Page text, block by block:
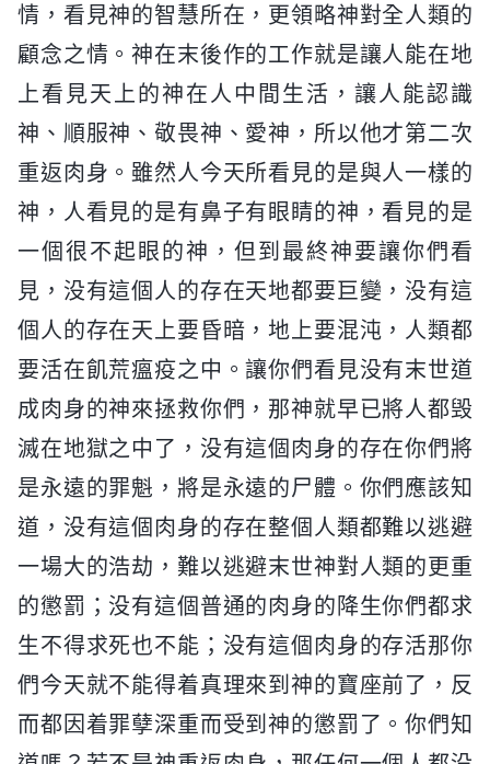
情，看見神的智慧所在，更領略神對全人類的
顧念之情。神在末後作的工作就是讓人能在地
上看見天上的神在人中間生活，讓人能認識
神、順服神、敬畏神、愛神，所以他才第二次
重返肉身。雖然人今天所看見的是與人一樣的
神，人看見的是有鼻子有眼睛的神，看見的是
一個很不起眼的神，但到最終神要讓你們看
見，没有這個人的存在天地都要巨變，没有這
個人的存在天上要昏暗，地上要混沌，人類都
要活在飢荒瘟疫之中。讓你們看見没有末世道
成肉身的神來拯救你們，那神就早已將人都毁
滅在地獄之中了，没有這個肉身的存在你們將
是永遠的罪魁，將是永遠的尸體。你們應該知
道，没有這個肉身的存在整個人類都難以逃避
一場大的浩劫，難以逃避末世神對人類的更重
的懲罰；没有這個普通的肉身的降生你們都求
生不得求死也不能；没有這個肉身的存活那你
們今天就不能得着真理來到神的寶座前了，反
而都因着罪孽深重而受到神的懲罰了。你們知